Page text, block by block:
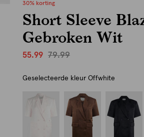
30% korting
Short Sleeve
Gebroken Wit
55.99 79.99
Geselecteerde kleur Offwhite